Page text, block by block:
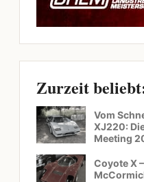
Zurzeit
Vom
XJ220:
Meeting
Coyote X